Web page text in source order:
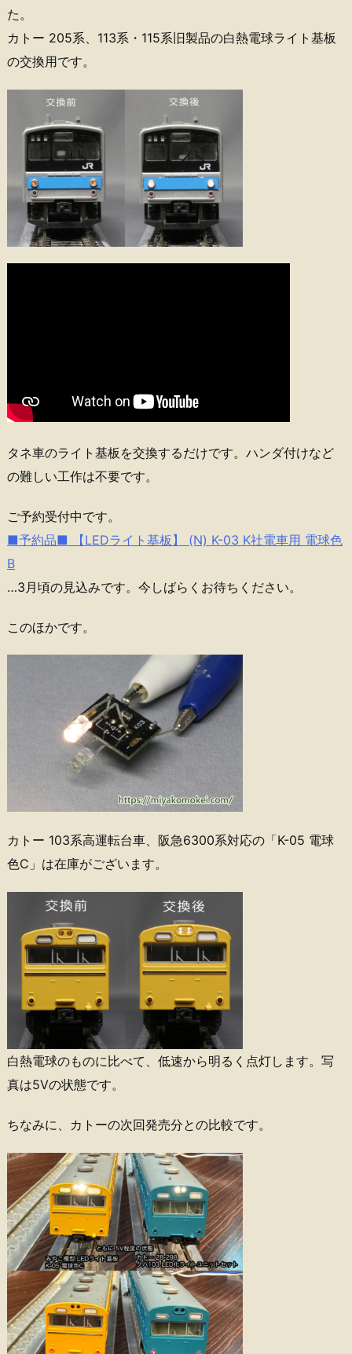
た。
カトー 205系、113系・115系旧製品の白熱電球ライト基板
の交換用です。
タネ車のライト基板を交換するだけです。ハンダ付けなど
の難しい工作は不要です。
ご予約受付中です。
■予約品■ 【LEDライト基板】 (N) K-03 K社電車用 電球色
B
…3月頃の見込みです。今しばらくお待ちください。
このほかです。
カトー 103系高運転台車、阪急6300系対応の「K-05 電球
色C」は在庫がございます。
白熱電球のものに比べて、低速から明るく点灯します。写
真は5Vの状態です。
ちなみに、カトーの次回発売分との比較です。